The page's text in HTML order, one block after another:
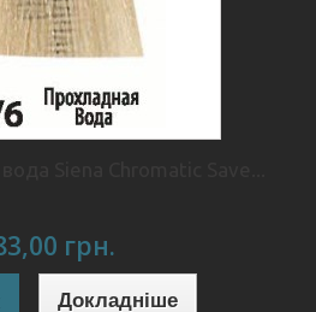
грн.
Докладніше